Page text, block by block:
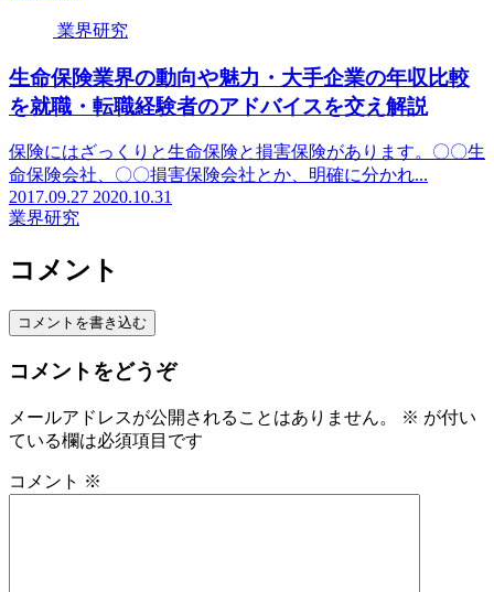
業界研究
生命保険業界の動向や魅力・大手企業の年収比較
を就職・転職経験者のアドバイスを交え解説
保険にはざっくりと生命保険と損害保険があります。〇〇生
命保険会社、〇〇損害保険会社とか、明確に分かれ...
2017.09.27 2020.10.31
業界研究
コメント
コメントを書き込む
コメントをどうぞ
メールアドレスが公開されることはありません。 ※ が付い
ている欄は必須項目です
コメント ※